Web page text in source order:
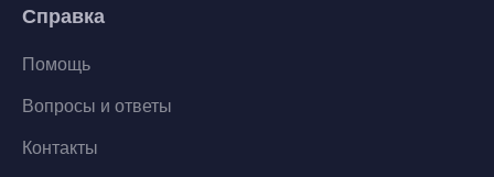
Справка
Помощь
Вопросы и ответы
Контакты